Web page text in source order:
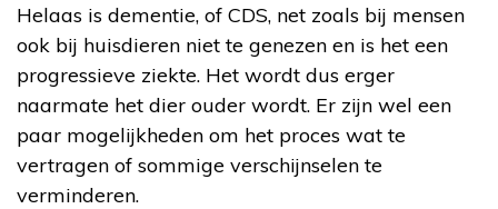
Helaas is dementie, of CDS, net zoals bij mensen
ook bij huisdieren niet te genezen en is het een
progressieve ziekte. Het wordt dus erger
naarmate het dier ouder wordt. Er zijn wel een
paar mogelijkheden om het proces wat te
vertragen of sommige verschijnselen te
verminderen.